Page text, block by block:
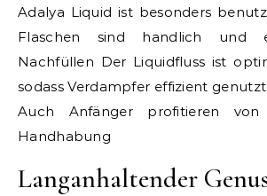
Adalya Liquid ist besonders
Flaschen sind handlich und
Nachfüllen Der Liquidfluss ist
sodass Verdampfer effizient
Auch Anfänger profitieren
Handhabung
Langanhaltender